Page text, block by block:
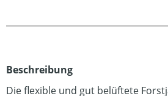
Beschreibung
Die flexible und gut belüftete